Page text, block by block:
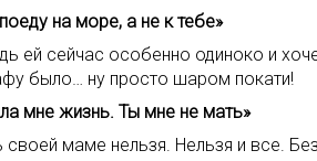
на море, а не к тебе»
ей сейчас особенно одиноко и
было… ну просто шаром покати!
мне жизнь. Ты мне не мать»
своей маме нельзя. Нельзя и все.